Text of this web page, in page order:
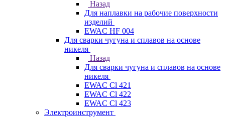
Назад
Для наплавки на рабочие поверхности
изделий
EWAC HF 004
Для сварки чугуна и сплавов на основе
никеля
Назад
Для сварки чугуна и сплавов на основе
никеля
EWAC Cl 421
EWAC Cl 422
EWAC Cl 423
Электроинструмент